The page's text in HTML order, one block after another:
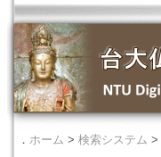
． ホーム > 検索システム >